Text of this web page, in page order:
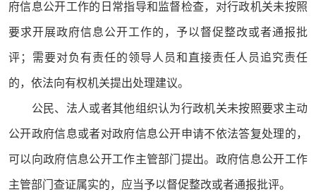
府信息公开工作的日常指导和监督检查，对行政机关未按照
要求开展政府信息公开工作的，予以督促整改或者通报批
评；需要对负有责任的领导人员和直接责任人员追究责任
的，依法向有权机关提出处理建议。
公民、法人或者其他组织认为行政机关未按照要求主动
公开政府信息或者对政府信息公开申请不依法答复处理的，
可以向政府信息公开工作主管部门提出。政府信息公开工作
主管部门查证属实的，应当予以督促整改或者通报批评。